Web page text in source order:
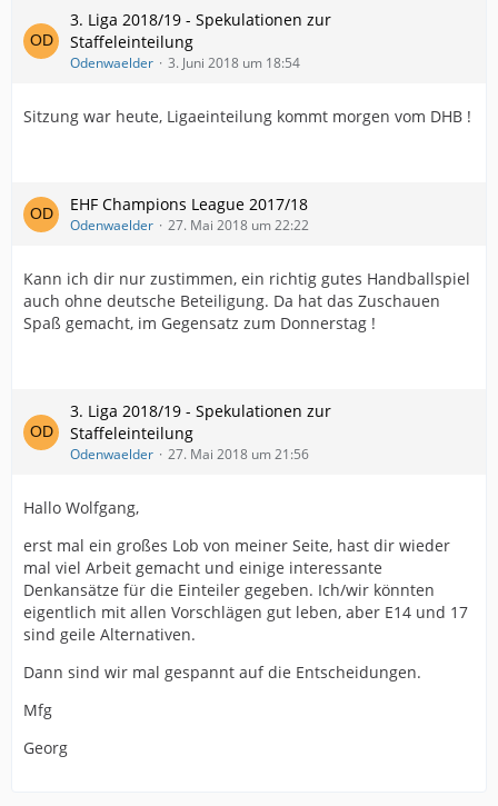
3. Liga 2018/19 - Spekulationen zur
Staffeleinteilung
Odenwaelder 3. Juni 2018 um 18:54
Sitzung war heute, Ligaeinteilung kommt morgen vom DHB !
EHF Champions League 2017/18
Odenwaelder 27. Mai 2018 um 22:22
Kann ich dir nur zustimmen, ein richtig gutes Handballspiel
auch ohne deutsche Beteiligung. Da hat das Zuschauen
Spaß gemacht, im Gegensatz zum Donnerstag !
3. Liga 2018/19 - Spekulationen zur
Staffeleinteilung
Odenwaelder 27. Mai 2018 um 21:56
Hallo Wolfgang,
erst mal ein großes Lob von meiner Seite, hast dir wieder
mal viel Arbeit gemacht und einige interessante
Denkansätze für die Einteiler gegeben. Ich/wir könnten
eigentlich mit allen Vorschlägen gut leben, aber E14 und 17
sind geile Alternativen.
Dann sind wir mal gespannt auf die Entscheidungen.
Mfg
Georg